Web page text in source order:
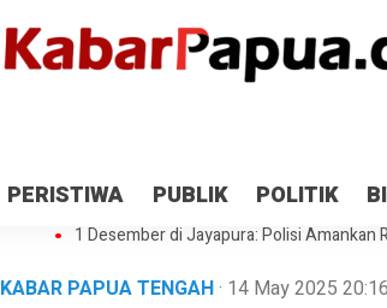
PERISTIWA PUBLIK POLITIK
Antisipasi 1 Desember, TNI Polri Patroli
Gedung Perpustakaan SMPN 5 Sentani
1 Desember di Jayapura: Polisi Amankan
KABAR PAPUA TENGAH· 14 May 2025 20:16